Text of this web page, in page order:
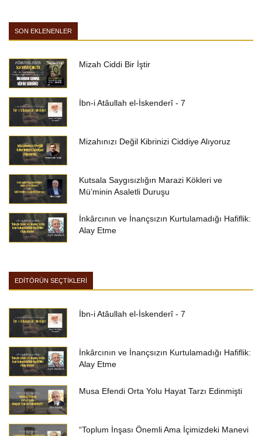
SON EKLENENLER
Mizah Ciddi Bir İştir
İbn-i Atâullah el-İskenderî - 7
Mizahınızı Değil Kibrinizi Ciddiye Alıyoruz
Kutsala Saygısızlığın Marazi Kökleri ve
Mü’minin Asaletli Duruşu
İnkârcının ve İnançsızın Kurtulamadığı Hafiflik:
Alay Etme
EDİTÖRÜN SEÇTİKLERİ
İbn-i Atâullah el-İskenderî - 7
İnkârcının ve İnançsızın Kurtulamadığı Hafiflik:
Alay Etme
Musa Efendi Orta Yolu Hayat Tarzı Edinmişti
“Toplum İnşası Önemli Ama İçimizdeki Manevi